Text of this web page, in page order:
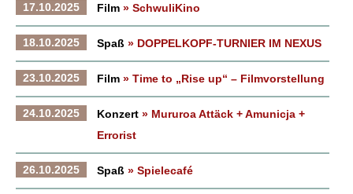
17.10.2025 Film » SchwuliKino
18.10.2025 Spaß » DOPPELKOPF-TURNIER IM NEXUS
23.10.2025 Film » Time to „Rise up“ – Filmvorstellung
24.10.2025 Konzert » Mururoa Attäck + Amunicja +
Errorist
26.10.2025 Spaß » Spielecafé